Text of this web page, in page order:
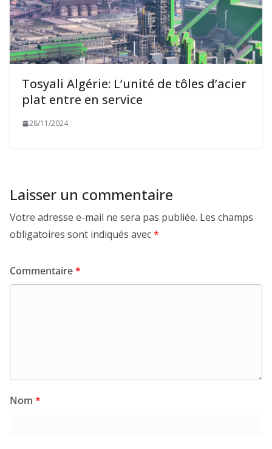
Tosyali Algérie: L’unité de tôles d’acier
plat entre en service
28/11/2024
Laisser un commentaire
Votre adresse e-mail ne sera pas publiée. Les champs
obligatoires sont indiqués avec*
Commentaire*
Nom *